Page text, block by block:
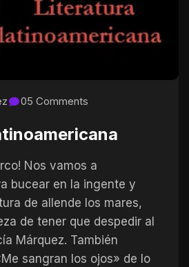
05 Comments
Nos vamos a
bucear en la ingente y
de allende los mares,
de tener que despedir al
Márquez. También
sangran los ojos» de lo